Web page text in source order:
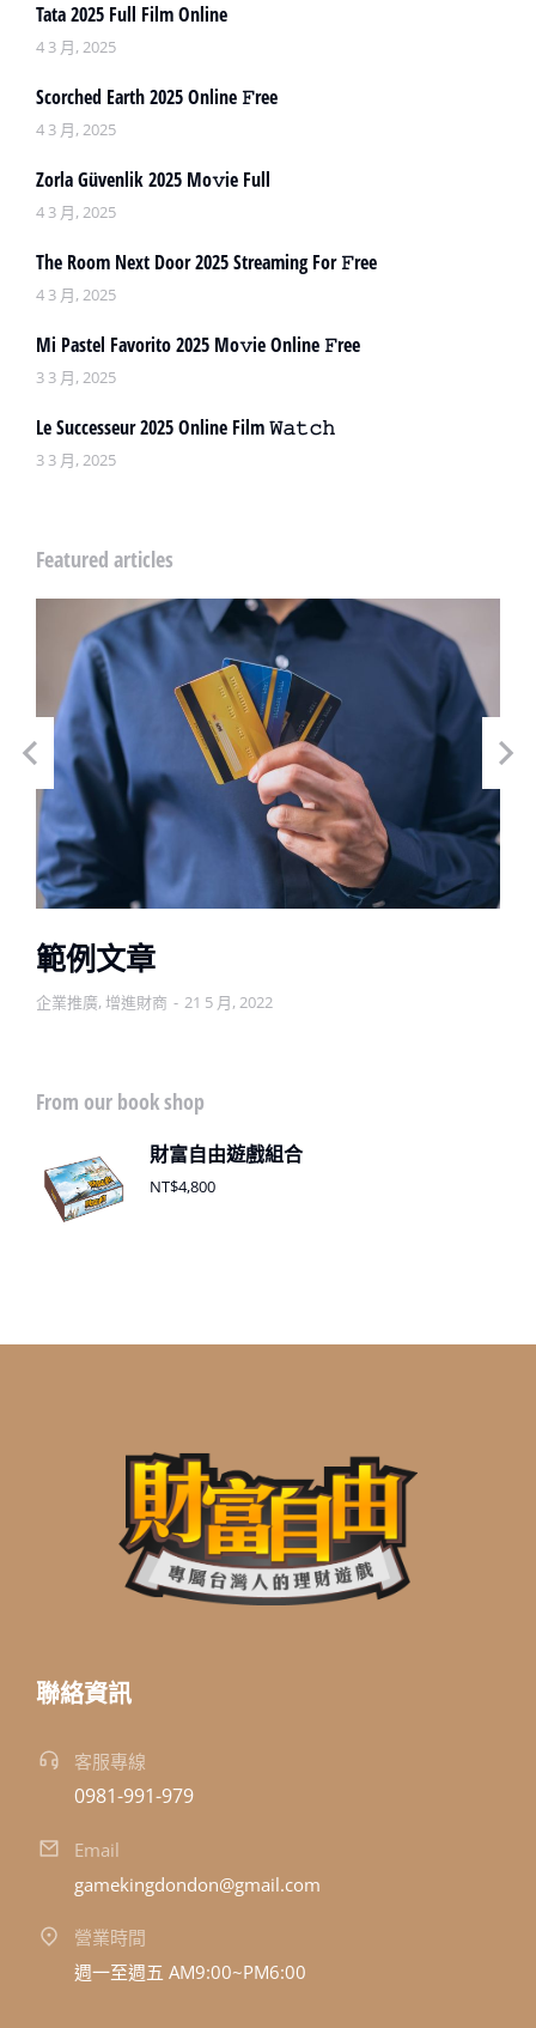
Tata 2025 Full Film Online
4 3 月, 2025
Scorched Earth 2025 Online 𝙵ree
4 3 月, 2025
Zorla Güvenlik 2025 Mo𝚟ie Full
4 3 月, 2025
The Room Next Door 2025 Streaming For 𝙵ree
4 3 月, 2025
Mi Pastel Favorito 2025 Mo𝚟ie Online 𝙵ree
3 3 月, 2025
Le Successeur 2025 Online Film 𝚆𝚊𝚝𝚌𝚑
3 3 月, 2025
Featured articles
範例文章
企業推廣, 增進財商 21 5 月, 2022
From our book shop
財富自由遊戲組合
NT$4,800
聯絡資訊
客服專線
0981-991-979
Email
gamekingdondon@gmail.com
營業時間
週一至週五 AM9:00~PM6:00